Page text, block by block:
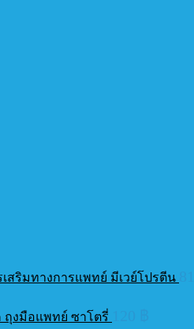
เสริมทางการแพทย์ มีเวย์โปรตีน
ถุงมือแพทย์ ซาโตรี่